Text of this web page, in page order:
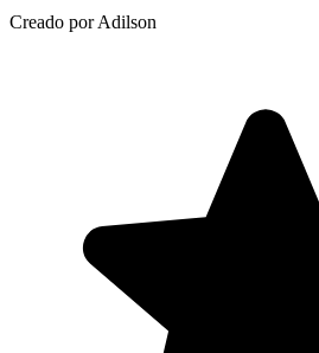
Creado por Adilson